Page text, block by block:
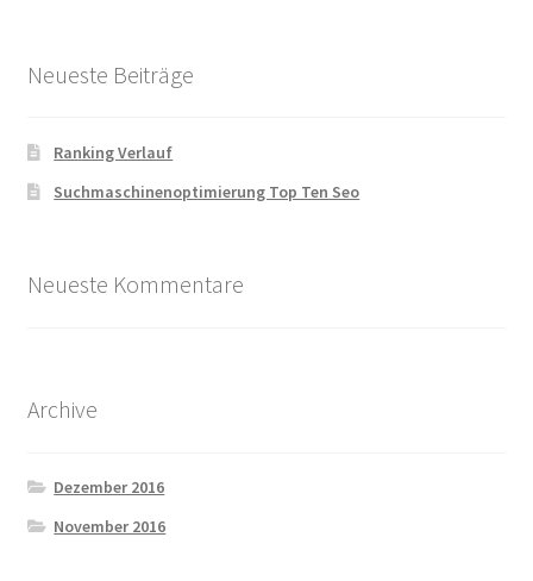
Neueste Beiträge
Ranking Verlauf
Suchmaschinenoptimierung Top Ten Seo
Neueste Kommentare
Archive
Dezember 2016
November 2016